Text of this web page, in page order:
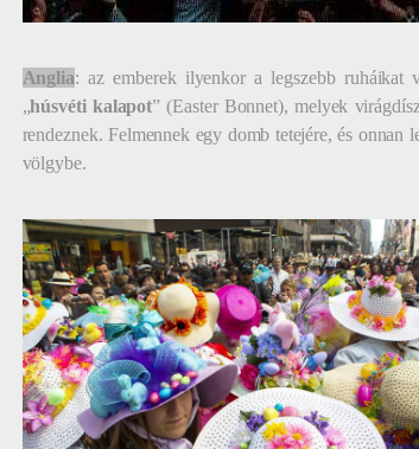
Anglia: az emberek ilyenkor a legszebb ruháikat
„húsvéti kalapot” (Easter Bonnet), melyek
rendeznek. Felmennek egy domb tetejére, és
völgybe.